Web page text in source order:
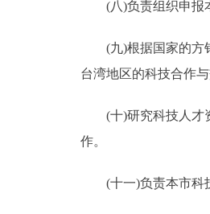
(八)负责组织申报本
(九)根据国家的方针
台湾地区的科技合作
(十)研究科技人才资
作。
(十一)负责本市科技